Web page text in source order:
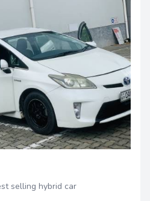
selling hybrid car